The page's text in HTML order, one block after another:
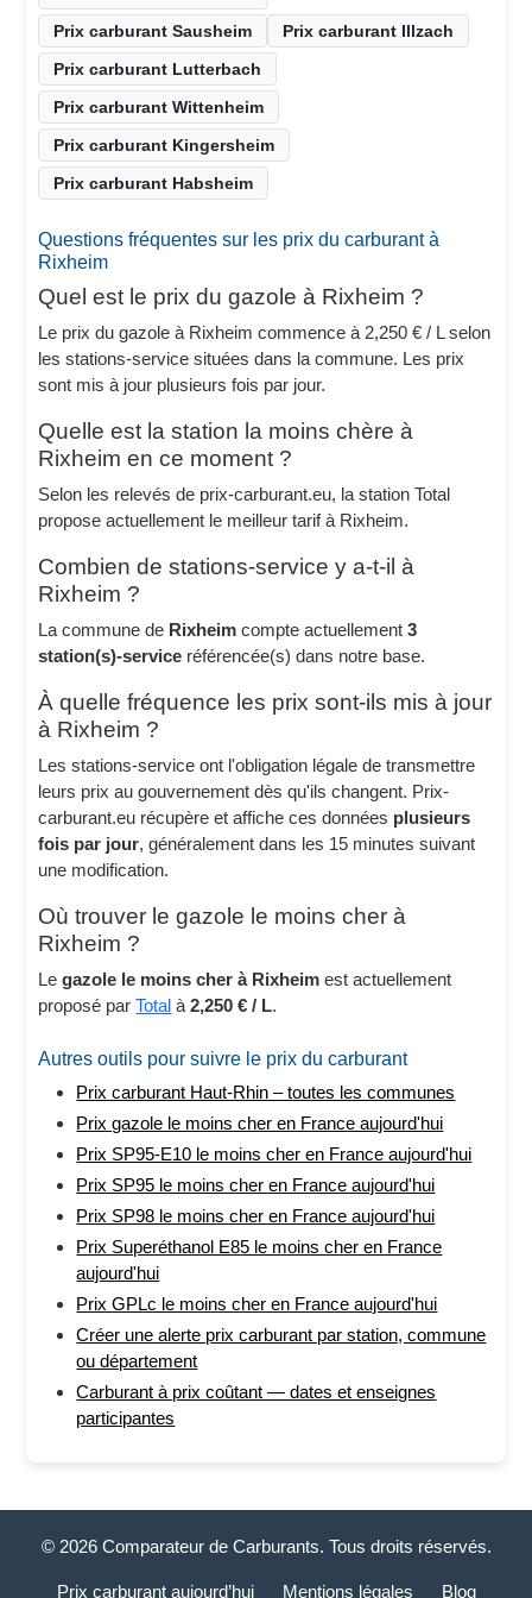
Prix carburant Sausheim
Prix carburant Illzach
Prix carburant Lutterbach
Prix carburant Wittenheim
Prix carburant Kingersheim
Prix carburant Habsheim
Questions fréquentes sur les prix du carburant à
Rixheim
Quel est le prix du gazole à Rixheim ?
Le prix du gazole à Rixheim commence à 2,250 € / L selon
les stations-service situées dans la commune. Les prix
sont mis à jour plusieurs fois par jour.
Quelle est la station la moins chère à
Rixheim en ce moment ?
Selon les relevés de prix-carburant.eu, la station Total
propose actuellement le meilleur tarif à Rixheim.
Combien de stations-service y a-t-il à
Rixheim ?
La commune de Rixheim compte actuellement3
station(s)-service référencée(s) dans notre base.
À quelle fréquence les prix sont-ils mis à jour
à Rixheim ?
Les stations-service ont l'obligation légale de transmettre
leurs prix au gouvernement dès qu'ils changent. Prix-
carburant.eu récupère et affiche ces données plusieurs
fois par jour, généralement dans les 15 minutes suivant
une modification.
Où trouver le gazole le moins cher à
Rixheim ?
Legazole le moins cher à Rixheim est actuellement
proposé parTotal à2,250 € / L.
Autres outils pour suivre le prix du carburant
Prix carburant Haut-Rhin – toutes les communes
Prix gazole le moins cher en France aujourd'hui
Prix SP95-E10 le moins cher en France aujourd'hui
Prix SP95 le moins cher en France aujourd'hui
Prix SP98 le moins cher en France aujourd'hui
Prix Superéthanol E85 le moins cher en France
aujourd'hui
Prix GPLc le moins cher en France aujourd'hui
Créer une alerte prix carburant par station, commune
ou département
Carburant à prix coûtant — dates et enseignes
participantes
© 2026 Comparateur de Carburants. Tous droits réservés.
Prix carburant aujourd’hui Mentions légales Blog